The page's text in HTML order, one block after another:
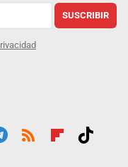
SUSCRIBIR